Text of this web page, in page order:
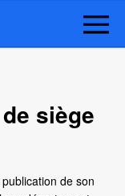
siège
de son